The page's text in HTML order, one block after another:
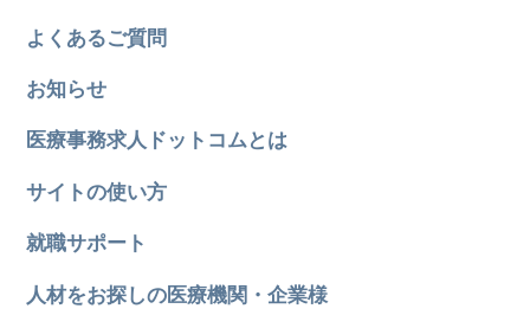
よくあるご質問
お知らせ
医療事務求人ドットコムとは
サイトの使い方
就職サポート
人材をお探しの医療機関・企業様